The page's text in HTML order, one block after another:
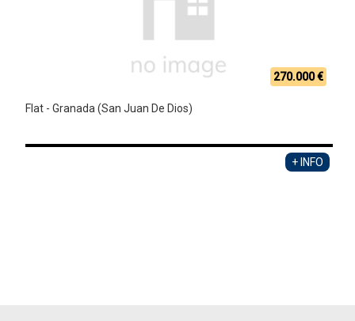
270.000 €
Flat - Granada (San Juan De Dios)
+ INFO